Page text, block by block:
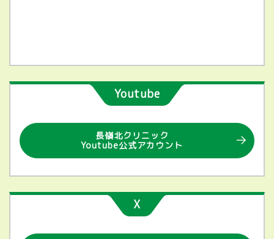
Youtube
長嶺北クリニック
Youtube公式アカウント
X